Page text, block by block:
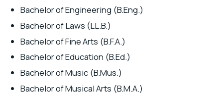
Bachelor of Engineering (B.Eng.)
Bachelor of Laws (LL.B.)
Bachelor of Fine Arts (B.F.A.)
Bachelor of Education (B.Ed.)
Bachelor of Music (B.Mus.)
Bachelor of Musical Arts (B.M.A.)